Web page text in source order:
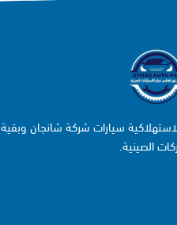
سيارات شركة شانجان وبقية
الصينية.